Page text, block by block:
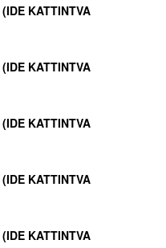
(IDE KATTINTVA
(IDE KATTINTVA
(IDE KATTINTVA
(IDE KATTINTVA
(IDE KATTINTVA